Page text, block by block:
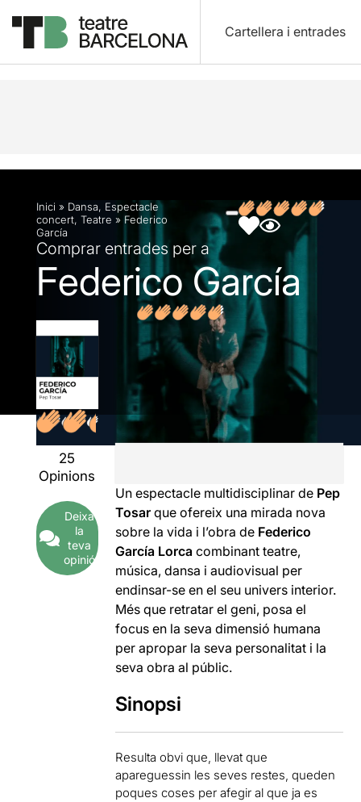
Cartellera i entrades
Descripció Fitxa artística Fotos i vídeos
Inici » Dansa, Espectacle
concert, Teatre » Federico
García
Comprar entrades per a
Federico García
25
Opinions
Deixa
la
teva
opinió
Un espectacle multidisciplinar de Pep
Tosar que ofereix una mirada nova
sobre la vida i l’obra de Federico
García Lorca combinant teatre,
música, dansa i audiovisual per
endinsar-se en el seu univers interior.
Més que retratar el geni, posa el
focus en la seva dimensió humana
per apropar la seva personalitat i la
seva obra al públic.
Sinopsi
Resulta obvi que, llevat que
apareguessin les seves restes, queden
poques coses per afegir al que ja es